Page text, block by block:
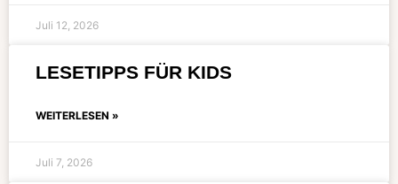
Juli 12, 2026
LESETIPPS FÜR KIDS
WEITERLESEN »
Juli 7, 2026